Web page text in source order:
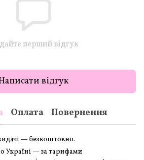
перший відгук
відгук
Оплата Повернення
— безкоштовно.
Україні — за тарифами